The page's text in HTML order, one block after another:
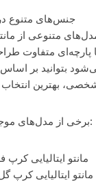
جنس‌های متنوع در
متنوعی از مانتو
پارچه‌ای متفاوت
بتوانید بر
برخی از مدل‌های موجود عبارت‌اند از:
مانتو ایتالیایی
مانتو ایتالیایی کرپ